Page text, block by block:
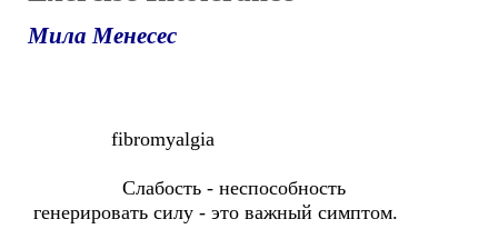
Мила Менесес
fibromyalgia
Слабость - неспособность
генерировать силу - это важный симптом.